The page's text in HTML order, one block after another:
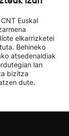
Euskal
elkarrizketei
Behineko
atsedenaldiak
lan
bizitza
dute.